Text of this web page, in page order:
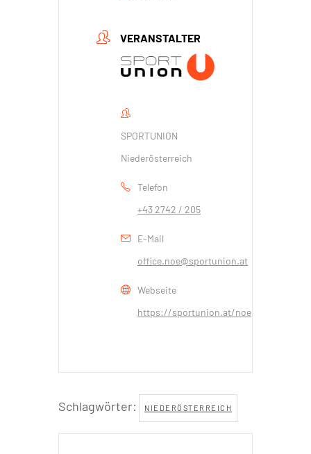
VERANSTALTER
SPORTUNION
Niederösterreich
Telefon
+43 2742 / 205
E-Mail
office.noe@sportunion.at
Webseite
https://sportunion.at/noe
Schlagwörter: NIEDERÖSTERREICH